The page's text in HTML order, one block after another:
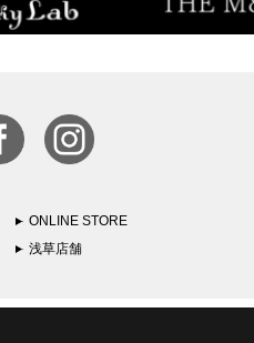
ONLINE STORE
浅草店舗